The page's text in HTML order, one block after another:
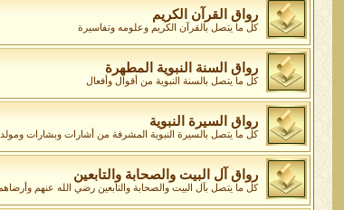
رواق القرآن الكريم
كل ما يتصل بالقرآن الكريم وعلومه وتفاسيرة
رواق السنة النبوية المطهرة
كل ما يتصل بالسنة النبوية من أقوال وأفعال
رواق السيرة النبوية
كل ما يتصل بالسيرة النبوية المشرفة من أشارات وبشارات ومولده
رواق آل البيت والصحابة والتابعين
كل ما يتصل بآل البيت والصحابة والتابعين رضي الله عنهم وأرضاهم